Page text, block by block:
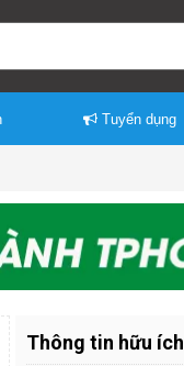
Tuyển dụng
Thông tin hữu ích